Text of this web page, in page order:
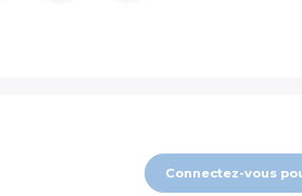
Connectez-vous